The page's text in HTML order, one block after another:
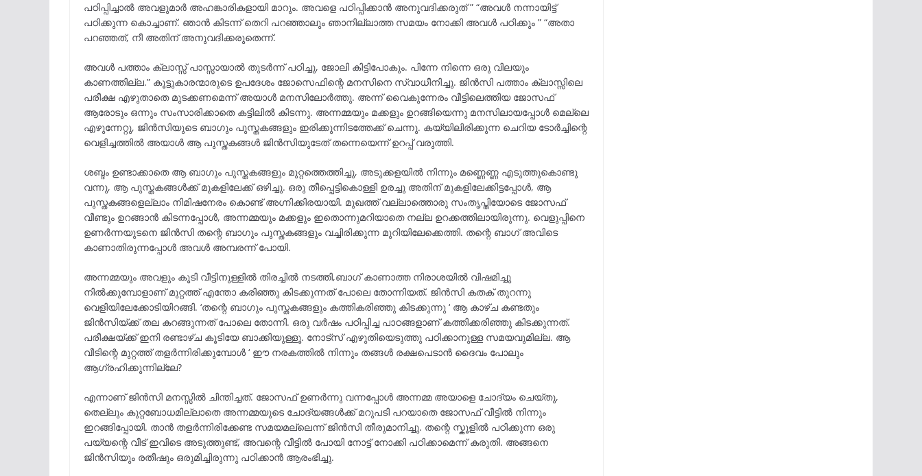
പഠിപ്പിച്ചാൽ അവളുമാർ അഹങ്കാരികളായി മാറും. അവളെ പഠിപ്പിക്കാൻ അനുവദിക്കരുത് ” “അവൾ നന്നായിട്ട്
പഠിക്കുന്ന കൊച്ചാണ്. ഞാൻ കിടന്ന് തെറി പറഞ്ഞാലും ഞാനില്ലാത്ത സമയം നോക്കി അവൾ പഠിക്കും ” “അതാ
പറഞ്ഞത്, നീ അതിന് അനുവദിക്കരുതെന്ന്.
അവൾ പത്താം ക്ലാസ്സ്‌ പാസ്സായാൽ തുടർന്ന് പഠിച്ചു, ജോലി കിട്ടിപോകും. പിന്നേ നിന്നെ ഒരു വിലയും
കാണത്തില്ല.” കൂട്ടുകാരന്മാരുടെ ഉപദേശം ജോസെഫിന്റെ മനസിനെ സ്വാധീനിച്ചു. ജിൻസി പത്താം ക്ലാസ്സിലെ
പരീക്ഷ എഴുതാതെ മുടക്കണമെന്ന് അയാൾ മനസിലോർത്തു. അന്ന് വൈകുന്നേരം വീട്ടിലെത്തിയ ജോസഫ്
ആരോടും ഒന്നും സംസാരിക്കാതെ കട്ടിലിൽ കിടന്നു. അന്നമ്മയും മക്കളും ഉറങ്ങിയെന്നു മനസിലായപ്പോൾ മെല്ലെ
എഴുന്നേറ്റു, ജിൻസിയുടെ ബാഗും പുസ്തകങ്ങളും ഇരിക്കുന്നിടത്തേക്ക് ചെന്നു. കയ്യിലിരിക്കുന്ന ചെറിയ ടോർച്ചിന്റെ
വെളിച്ചത്തിൽ അയാൾ ആ പുസ്തകങ്ങൾ ജിൻസിയുടേത് തന്നെയെന്ന് ഉറപ്പ് വരുത്തി.
ശബ്ദം ഉണ്ടാക്കാതെ ആ ബാഗും പുസ്തകങ്ങളും മുറ്റത്തെത്തിച്ചു, അടുക്കളയിൽ നിന്നും മണ്ണെണ്ണ എടുത്തുകൊണ്ടു
വന്നു, ആ പുസ്തകങ്ങൾക്ക് മുകളിലേക്ക് ഒഴിച്ചു. ഒരു തീപ്പെട്ടികൊള്ളി ഉരച്ചു അതിന് മുകളിലേക്കിട്ടപ്പോൾ, ആ
പുസ്തകങ്ങളെല്ലാം നിമിഷനേരം കൊണ്ട് അഗ്നിക്കിരയായി. മുഖത്ത് വല്ലാത്തൊരു സംതൃപ്തിയോടെ ജോസഫ്
വീണ്ടും ഉറങ്ങാൻ കിടന്നപ്പോൾ, അന്നമ്മയും മക്കളും ഇതൊന്നുമറിയാതെ നല്ല ഉറക്കത്തിലായിരുന്നു. വെളുപ്പിനെ
ഉണർന്നയുടനെ ജിൻസി തന്റെ ബാഗും പുസ്തകങ്ങളും വച്ചിരിക്കുന്ന മുറിയിലേക്കെത്തി. തന്റെ ബാഗ് അവിടെ
കാണാതിരുന്നപ്പോൾ അവൾ അമ്പരന്ന് പോയി.
അന്നമ്മയും അവളും കൂടി വീട്ടിനുള്ളിൽ തിരച്ചിൽ നടത്തി,ബാഗ് കാണാത്ത നിരാശയിൽ വിഷമിച്ചു
നിൽക്കുമ്പോളാണ് മുറ്റത്ത് എന്തോ കരിഞ്ഞു കിടക്കുന്നത് പോലെ തോന്നിയത്. ജിൻസി കതക് തുറന്നു
വെളിയിലേക്കോടിയിറങ്ങി. ‘തന്റെ ബാഗും പുസ്തകങ്ങളും കത്തികരിഞ്ഞു കിടക്കുന്നു ‘ ആ കാഴ്ച കണ്ടതും
ജിൻസിയ്ക്ക് തല കറങ്ങുന്നത് പോലെ തോന്നി. ഒരു വർഷം പഠിപ്പിച്ച പാഠങ്ങളാണ് കത്തിക്കരിഞ്ഞു കിടക്കുന്നത്.
പരീക്ഷയ്ക്ക് ഇനി രണ്ടാഴ്ച കൂടിയേ ബാക്കിയുള്ളൂ. നോട്സ് എഴുതിയെടുത്തു പഠിക്കാനുള്ള സമയവുമില്ല. ആ
വീടിന്റെ മുറ്റത്ത് തളർന്നിരിക്കുമ്പോൾ ‘ ഈ നരകത്തിൽ നിന്നും തങ്ങൾ രക്ഷപെടാൻ ദൈവം പോലും
ആഗ്രഹിക്കുന്നില്ലേ?
എന്നാണ് ജിൻസി മനസ്സിൽ ചിന്തിച്ചത്. ജോസഫ് ഉണർന്നു വന്നപ്പോൾ അന്നമ്മ അയാളെ ചോദ്യം ചെയ്തു,
തെല്ലും കുറ്റബോധമില്ലാതെ അന്നമ്മയുടെ ചോദ്യങ്ങൾക്ക് മറുപടി പറയാതെ ജോസഫ് വീട്ടിൽ നിന്നും
ഇറങ്ങിപ്പോയി. താൻ തളർന്നിരിക്കേണ്ട സമയമല്ലെന്ന് ജിൻസി തീരുമാനിച്ചു. തന്റെ സ്കൂളിൽ പഠിക്കുന്ന ഒരു
പയ്യന്റെ വീട് ഇവിടെ അടുത്തുണ്ട്, അവന്റെ വീട്ടിൽ പോയി നോട്ട് നോക്കി പഠിക്കാമെന്ന് കരുതി. അങ്ങനെ
ജിൻസിയും രതീഷും ഒരുമിച്ചിരുന്നു പഠിക്കാൻ ആരംഭിച്ചു.